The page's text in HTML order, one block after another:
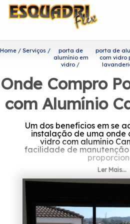
Home Serviços
porta de
alumínio em
vidro
porta de
com vidro
Onde Compro
com Alumínio
Um dos benefícios em se
instalação de uma onde
vidro com alumínio
facilidade de manutenção
Quer conhecer
porta de vidro
Campo
Com uma equipe de
Ler Mais...